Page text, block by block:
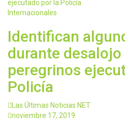
Internacionales
Identifican
durante desalojo
peregrinos
Policía
Las Últimas Noticias NET
noviembre 17, 2019